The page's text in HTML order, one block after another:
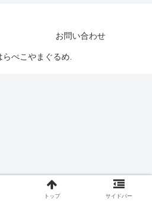
お問い合わせ
ぺこやまぐるめ.
トップ サイドバー